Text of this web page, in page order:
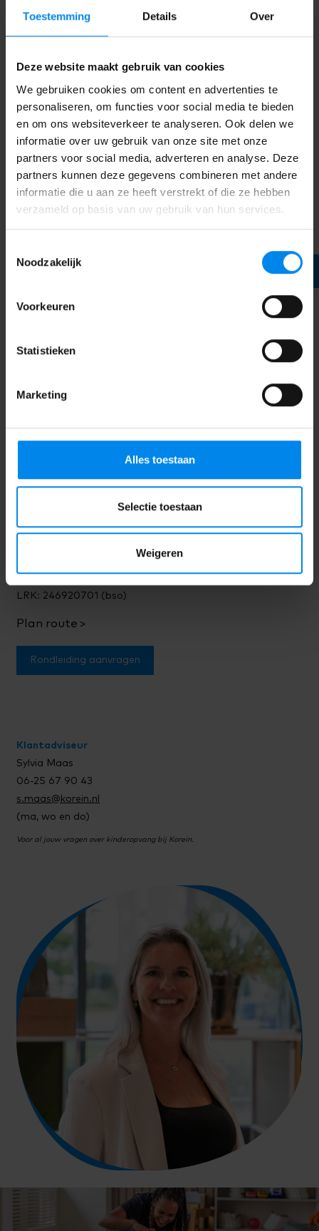
Toestemming Details Over
Deze website maakt gebruik van cookies
We gebruiken cookies om content en advertenties te
personaliseren, om functies voor social media te bieden
en om ons websiteverkeer te analyseren. Ook delen we
informatie over uw gebruik van onze site met onze
partners voor social media, adverteren en analyse. Deze
partners kunnen deze gegevens combineren met andere
informatie die u aan ze heeft verstrekt of die ze hebben
verzameld op basis van uw gebruik van hun services.
Noodzakelijk
Voorkeuren
Statistieken
Marketing
Alles toestaan
Selectie toestaan
Weigeren
Contact:koreinurkhovenseweg@gmail.com
Ons adres
Urkhovenseweg 4
06 - 10 07 33 18 (peutergroep)
06 - 52 76 34 77 (peuterwerkgroep)
06 - 13 90 33 33 (bso)
urkhovenseweg@korein.nl
LRK: 246920701 (bso)
Plan route
Rondleiding aanvragen
Klantadviseur
Sylvia Maas
06-25 67 90 43
s.maas@korein.nl
(ma, wo en do)
Voor al jouw vragen over kinderopvang bij Korein.